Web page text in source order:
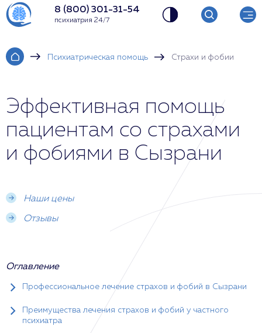
8 (800) 301-31-54
психиатрия 24/7
Психиатрическая помощь Страхи и фобии
Эффективная помощь
пациентам со страхами
и фобиями в Сызрани
Наши цены
Отзывы
Оглавление
Профессиональное лечение страхов и фобий в Сызрани
Преимущества лечения страхов и фобий у частного
психиатра